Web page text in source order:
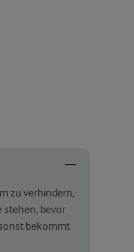
zu verhindern,
stehen, bevor
bekommt